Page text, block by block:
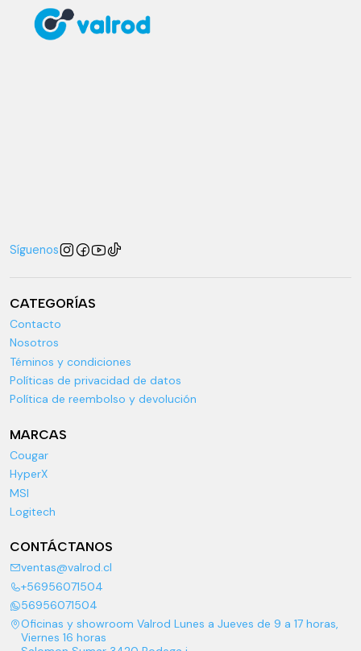
Síguenos
CATEGORÍAS
Contacto
Nosotros
Téminos y condiciones
Políticas de privacidad de datos
Política de reembolso y devolución
MARCAS
Cougar
HyperX
MSI
Logitech
CONTÁCTANOS
ventas@valrod.cl
+56956071504
56956071504
Oficinas y showroom Valrod Lunes a Jueves de 9 a 17 horas,
Viernes 16 horas